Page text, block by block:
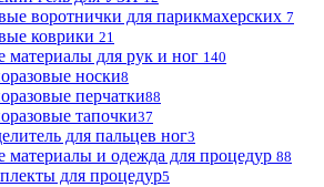
воротнички для парикмахерских 7
коврики 21
материалы для рук и ног 140
носки8
перчатки88
тапочки37
для пальцев ног3
материалы и одежда для процедур 88
для процедур5